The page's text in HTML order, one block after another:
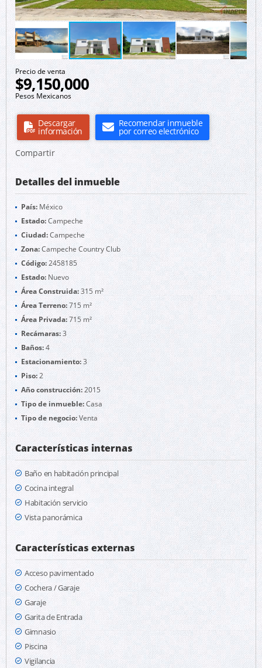
Precio de venta
$9,150,000
Pesos Mexicanos
Descargar
información
Recomendar inmueble
por correo electrónico
Compartir
Detalles del inmueble
País: México
Estado:Campeche
Ciudad:Campeche
Zona:Campeche Country Club
Código:2458185
Estado: Nuevo
Área Construida:315 m²
Área Terreno:715 m²
Área Privada:715 m²
Recámaras:3
Baños:4
Estacionamiento:3
Piso:2
Año construcción:2015
Tipo de inmueble:Casa
Tipo de negocio:Venta
Características internas
Baño en habitación principal
Cocina integral
Habitación servicio
Vista panorámica
Características externas
Acceso pavimentado
Cochera / Garaje
Garaje
Garita de Entrada
Gimnasio
Piscina
Vigilancia